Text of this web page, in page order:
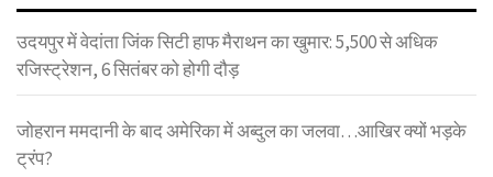
उदयपुर में वेदांता जिंक सिटी हाफ मैराथन का खुमार: 5,500 से अधिक
रजिस्ट्रेशन, 6 सितंबर को होगी दौड़
जोहरान ममदानी के बाद अमेरिका में अब्दुल का जलवा…आखिर क्यों भड़के
ट्रंप?